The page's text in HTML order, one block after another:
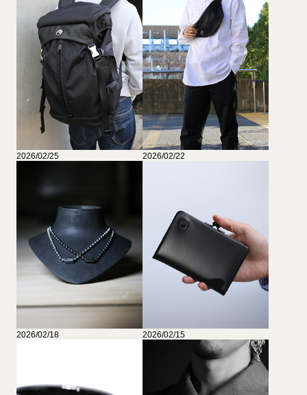
2026/02/25 2026/02/22
2026/02/18 2026/02/15